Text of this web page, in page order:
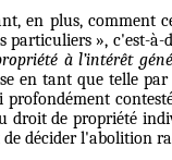
en plus, comment
particuliers », c'est-
à l’intérêt
en tant que telle
de propriété
décider l'abolition